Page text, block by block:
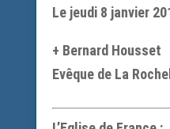
Le jeudi 8 janvier
+ Bernard Housset
Evêque de La